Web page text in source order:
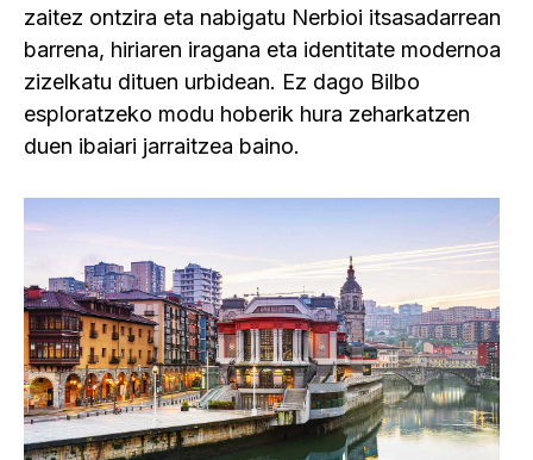
zaitez ontzira eta nabigatu Nerbioi itsasadarrean
barrena, hiriaren iragana eta identitate modernoa
zizelkatu dituen urbidean. Ez dago Bilbo
esploratzeko modu hoberik hura zeharkatzen
duen ibaiari jarraitzea baino.